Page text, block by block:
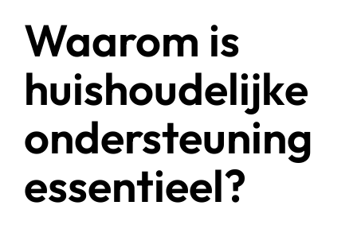
Waarom is
huishoudelijke
ondersteuning
essentieel?